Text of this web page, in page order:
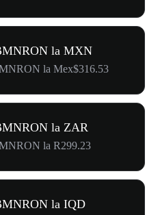
la MXN
la Mex$316.53
la ZAR
la R299.23
la IQD